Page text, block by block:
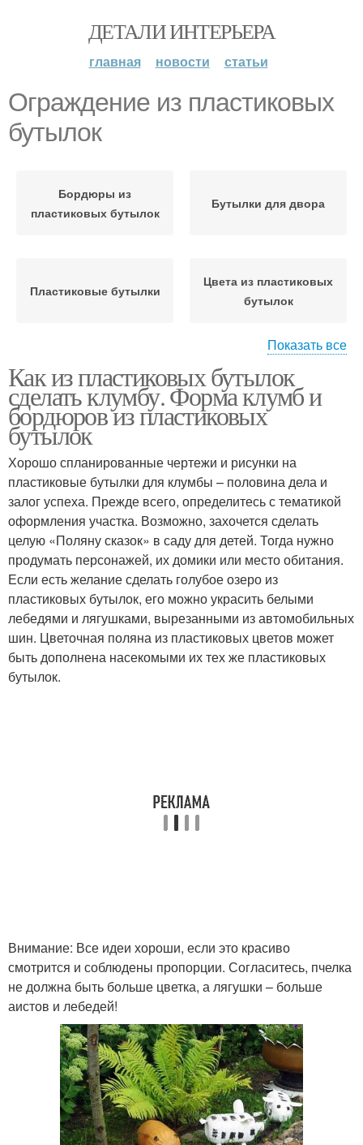
ДЕТАЛИ ИНТЕРЬЕРА
главная новости статьи
Ограждение из пластиковых
бутылок
Бордюры из
пластиковых бутылок
Бутылки для двора
Пластиковые бутылки
Цвета из пластиковых
бутылок
Бутылки для клумбы
Клумба из пластиковых
бутылок
Показать все
Как из пластиковых бутылок
сделать клумбу. Форма клумб и
бордюров из пластиковых
бутылок
Хорошо спланированные чертежи и рисунки на
пластиковые бутылки для клумбы – половина дела и
залог успеха. Прежде всего, определитесь с тематикой
оформления участка. Возможно, захочется сделать
целую «Поляну сказок» в саду для детей. Тогда нужно
продумать персонажей, их домики или место обитания.
Если есть желание сделать голубое озеро из
пластиковых бутылок, его можно украсить белыми
лебедями и лягушками, вырезанными из автомобильных
шин. Цветочная поляна из пластиковых цветов может
быть дополнена насекомыми их тех же пластиковых
бутылок.
Внимание: Все идеи хороши, если это красиво
смотрится и соблюдены пропорции. Согласитесь, пчелка
не должна быть больше цветка, а лягушки – больше
аистов и лебедей!